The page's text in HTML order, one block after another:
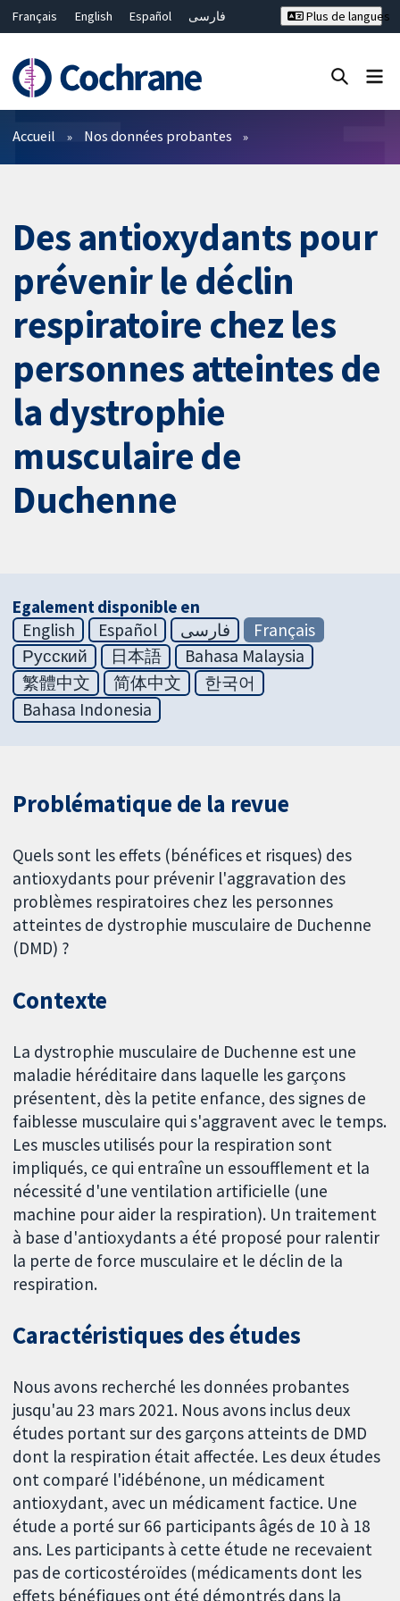
Français English Español
فارسی
Bahasa Malaysia
ไทย
繁體中文
简体中文
Plus de langues
Filtres
Accueil Nos données probantes
Des antioxydants pour
prévenir le déclin
respiratoire chez les
personnes atteintes de
la dystrophie
musculaire de
Duchenne
Egalement disponible en
English
Español فارسی
Français
Русский
日本語
Bahasa Malaysia
繁體中文
简体中文
한국어
Bahasa Indonesia
Problématique de la revue
Quels sont les effets (bénéfices et risques) des
antioxydants pour prévenir l'aggravation des
problèmes respiratoires chez les personnes
atteintes de dystrophie musculaire de Duchenne
(DMD) ?
Contexte
La dystrophie musculaire de Duchenne est une
maladie héréditaire dans laquelle les garçons
présentent, dès la petite enfance, des signes de
faiblesse musculaire qui s'aggravent avec le temps.
Les muscles utilisés pour la respiration sont
impliqués, ce qui entraîne un essoufflement et la
nécessité d'une ventilation artificielle (une
machine pour aider la respiration). Un traitement
à base d'antioxydants a été proposé pour ralentir
la perte de force musculaire et le déclin de la
respiration.
Caractéristiques des études
Nous avons recherché les données probantes
jusqu'au 23 mars 2021. Nous avons inclus deux
études portant sur des garçons atteints de DMD
dont la respiration était affectée. Les deux études
ont comparé l'idébénone, un médicament
antioxydant, avec un médicament factice. Une
étude a porté sur 66 participants âgés de 10 à 18
ans. Les participants à cette étude ne recevaient
pas de corticostéroïdes (médicaments dont les
effets bénéfiques ont été démontrés dans la